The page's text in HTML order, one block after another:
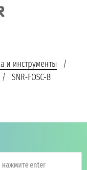
и инструменты
SNR-FOSC-B
нажмите enter